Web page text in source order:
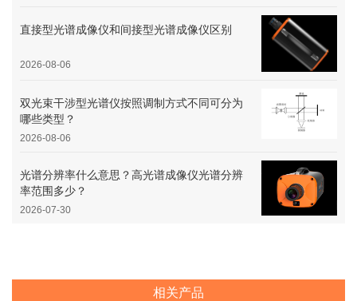
直接型光谱成像仪和间接型光谱成像仪区别
2026-08-06
双光束干涉型光谱仪按照调制方式不同可分为
哪些类型？
2026-08-06
光谱分辨率什么意思？高光谱成像仪光谱分辨
率范围多少？
2026-07-30
相关产品